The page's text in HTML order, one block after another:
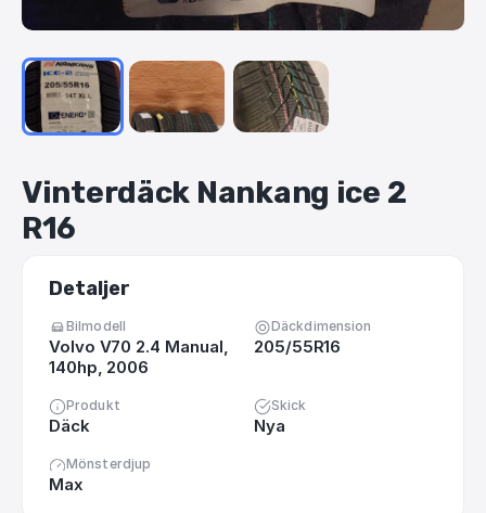
Vinterdäck Nankang ice 2
R16
Detaljer
Bilmodell
Volvo V70 2.4 Manual,
140hp, 2006
Däckdimension
205/55R16
Produkt
Däck
Skick
Nya
Mönsterdjup
Max